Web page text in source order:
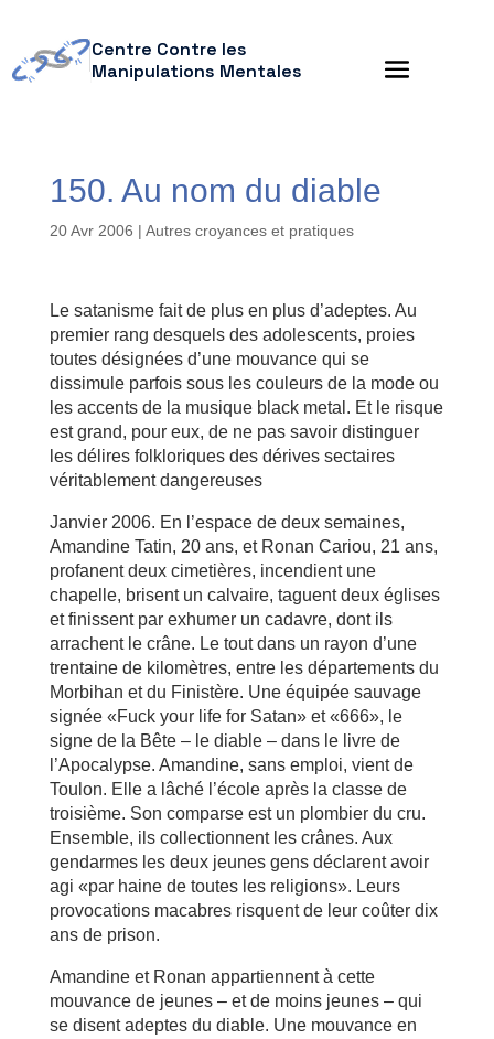
Centre Contre les
Manipulations Mentales
150. Au nom du diable
20 Avr 2006 | Autres croyances et pratiques
Le satanisme fait de plus en plus d’adeptes. Au
premier rang desquels des adolescents, proies
toutes désignées d’une mouvance qui se
dissimule parfois sous les couleurs de la mode ou
les accents de la musique black metal. Et le risque
est grand, pour eux, de ne pas savoir distinguer
les délires folkloriques des dérives sectaires
véritablement dangereuses
Janvier 2006. En l’espace de deux semaines,
Amandine Tatin, 20 ans, et Ronan Cariou, 21 ans,
profanent deux cimetières, incendient une
chapelle, brisent un calvaire, taguent deux églises
et finissent par exhumer un cadavre, dont ils
arrachent le crâne. Le tout dans un rayon d’une
trentaine de kilomètres, entre les départements du
Morbihan et du Finistère. Une équipée sauvage
signée «Fuck your life for Satan» et «666», le
signe de la Bête – le diable – dans le livre de
l’Apocalypse. Amandine, sans emploi, vient de
Toulon. Elle a lâché l’école après la classe de
troisième. Son comparse est un plombier du cru.
Ensemble, ils collectionnent les crânes. Aux
gendarmes les deux jeunes gens déclarent avoir
agi «par haine de toutes les religions». Leurs
provocations macabres risquent de leur coûter dix
ans de prison.
Amandine et Ronan appartiennent à cette
mouvance de jeunes – et de moins jeunes – qui
se disent adeptes du diable. Une mouvance en